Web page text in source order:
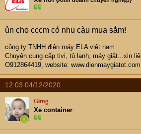
ủn cho cccm có nhu càu mua sắm!
công ty TNHH điện máy ELA việt nam
Chuyên cung cấp tivi, tủ lạnh, máy giặt...xin
O912864419, website:
12:03 04/12/2020
Gừng
Xe container